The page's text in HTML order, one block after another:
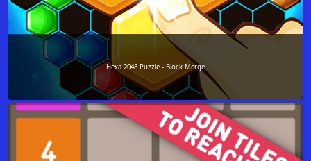
Hexa 2048 Puzzle - Block Merge